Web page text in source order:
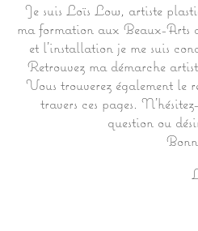
Je suis Loïs Low, artiste
ma formation aux Beaux-Arts
et l’installation je me suis
Retrouvez ma démarche
Vous trouverez également le
travers ces pages.
question ou